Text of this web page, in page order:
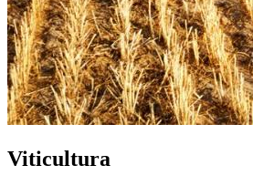
Viticultura